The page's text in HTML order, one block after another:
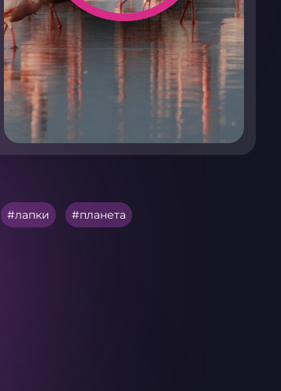
лапки планета